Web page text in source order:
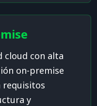
cloud con alta
on-premise
requisitos
y